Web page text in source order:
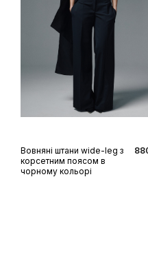
M
Вовняні штани wide-leg з
корсетним поясом в
чорному кольорі